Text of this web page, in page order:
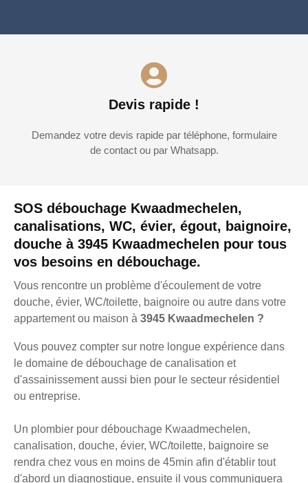
SOS débouchage Kwaadmechelen,
canalisations, WC, évier, égout, baignoire,
douche à 3945 Kwaadmechelen pour tous
vos besoins en débouchage.
Vous rencontre un problème d'écoulement de votre
douche, évier, WC/toilette, baignoire ou autre dans votre
appartement ou maison à 3945 Kwaadmechelen ?
Vous pouvez compter sur notre longue expérience dans
le domaine de débouchage de canalisation et
d'assainissement aussi bien pour le secteur résidentiel
ou entreprise.
Un plombier pour débouchage Kwaadmechelen,
canalisation, douche, évier, WC/toilette, baignoire se
rendra chez vous en moins de 45min afin d'établir tout
d'abord un diagnostique, ensuite il vous communiquera
Devis rapide !
Demandez votre devis rapide par téléphone, formulaire
de contact ou par Whatsapp.